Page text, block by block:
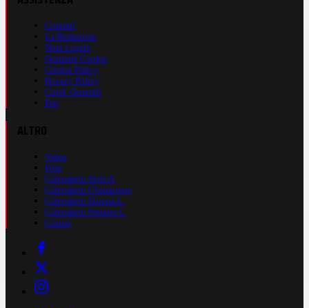
Contatti
La Redazione
Nota Legale
Gestione Cookie
Cookie Policy
Privacy Policy
Cond. Generali
Faq
Video
Foto
Calendario Serie A
Calendario Champions
Calendario Europa L.
Calendario Premier L.
Casinò